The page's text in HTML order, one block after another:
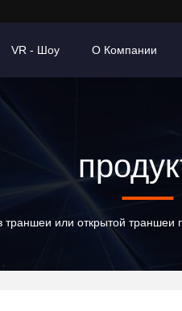
VR - Шоу О Компании
траншеи или открытой